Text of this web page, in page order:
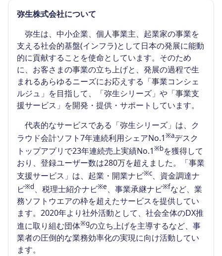
弥生株式会社について
弥生は、中小企業、個人事業主、起業家の事業を
支える社会的基盤(インフラ)として日本の発展に能動
的に貢献することを使命としています。そのため
に、お客さまの事業の立ち上げと、発展の過程で生
まれるあらゆるニーズにお応えする「事業コンシェ
ルジュ」を目指して、「弥生シリーズ」や「事業支
援サービス」を開発・提供・サポートしています。
代表的なサービスである「弥生シリーズ」は、ク
ラウド会計ソフト7年連続利用シェアNo.1※aデスク
トップアプリで23年連続売上実績No.1※bを獲得して
おり、登録ユーザー数は280万を超えました。「事業
支援サービス」は、起業・開業ナビ※c、資金調達ナ
ビ※d、税理士紹介ナビ※e、事業承継ナビ※fなど、業
務ソフトウエアの枠を超えたサービスを提供してい
ます。2020年より社外活動として、社会全体のDX推
進に取り組む団体※gの立ち上げを主導するなど、事
業者の圧倒的な業務効率化の実現に向け活動してい
ます。